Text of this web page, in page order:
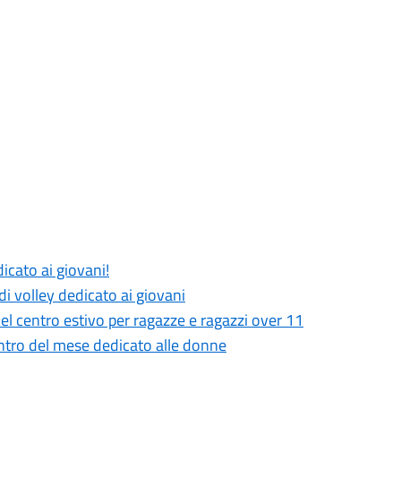
ai giovani!
volley dedicato ai giovani
centro estivo per ragazze e ragazzi over 11
del mese dedicato alle donne